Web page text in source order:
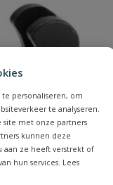
personaliseren, om
te analyseren.
site met onze partners
kunnen deze
ze heeft verstrekt of
hun services. Lees